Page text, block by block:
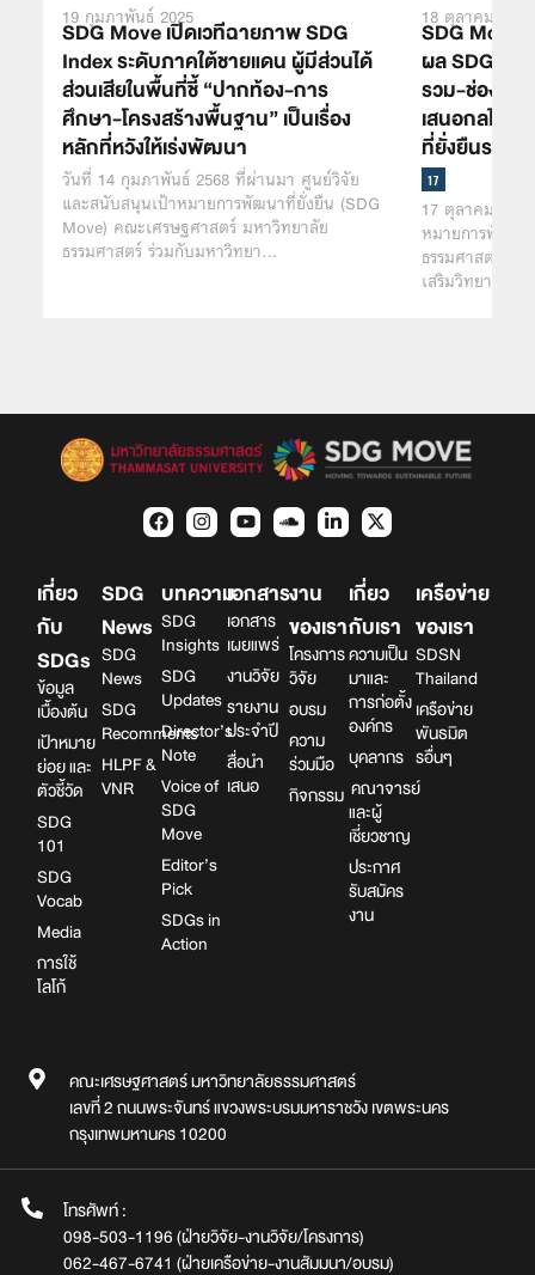
19 กุมภาพันธ์ 2025
SDG Move เปิดเวทีฉายภาพ SDG
Index ระดับภาคใต้ชายแดน ผู้มีส่วนได้
ส่วนเสียในพื้นที่ชี้ “ปากท้อง-การ
ศึกษา-โครงสร้างพื้นฐาน” เป็นเรื่อง
หลักที่หวังให้เร่งพัฒนา
วันที่ 14 กุมภาพันธ์​ 2568 ที่ผ่านมา ศูนย์วิจัย
และสนับสนุนเป้าหมายการพัฒนาที่ยั่งยืน (SDG
Move) คณะเศรษฐศาสตร์ มหาวิทยาลัย
ธรรมศาสตร์ ร่วมกับมหาวิทยา…
18 ตุลาคม 2025
SDG Move
ผล SDG
รวม-ช่องว่า
เสนอกลไก
ที่ยั่งยืนระดั
17 ตุลาคม
หมายการพัฒน
ธรรมศาสตร์ ร่
เสริมวิทยาศาส
เกี่ยว
กับ
SDGs
ข้อมูล
เบื้องต้น
เป้าหมาย
ย่อย และ
ตัวชี้วัด
SDG
101
SDG
Vocab
Media
การใช้
โลโก้
SDG
News
SDG
News
SDG
Recomments
HLPF &
VNR
บทความ
SDG
Insights
SDG
Updates
Director’s
Note
Voice of
SDG
Move
Editor’s
Pick
SDGs in
Action
เอกสาร
เอกสาร
เผยแพร่
งานวิจัย
รายงาน
ประจำปี
สื่อนำ
เสนอ
งาน
ของเรา
โครงการ
วิจัย
อบรม
ความ
ร่วมมือ
กิจกรรม
เกี่ยว
กับเรา
ความเป็น
มาและ
การก่อตั้ง
องค์กร
บุคลากร
คณาจารย์
และผู้
เชี่ยวชาญ
ประกาศ
รับสมัคร
งาน
เครือข่าย
ของเรา
SDSN
Thailand
เครือข่าย
พันธมิต
รอื่นๆ
คณะเศรษฐศาสตร์ มหาวิทยาลัยธรรมศาสตร์
เลขที่ 2 ถนนพระจันทร์ แขวงพระบรมมหาราชวัง เขตพระนคร
กรุงเทพมหานคร 10200
โทรศัพท์ :
098-503-1196 (ฝ่ายวิจัย-งานวิจัย/โครงการ)
062-467-6741 (ฝ่ายเครือข่าย-งานสัมมนา/อบรม)